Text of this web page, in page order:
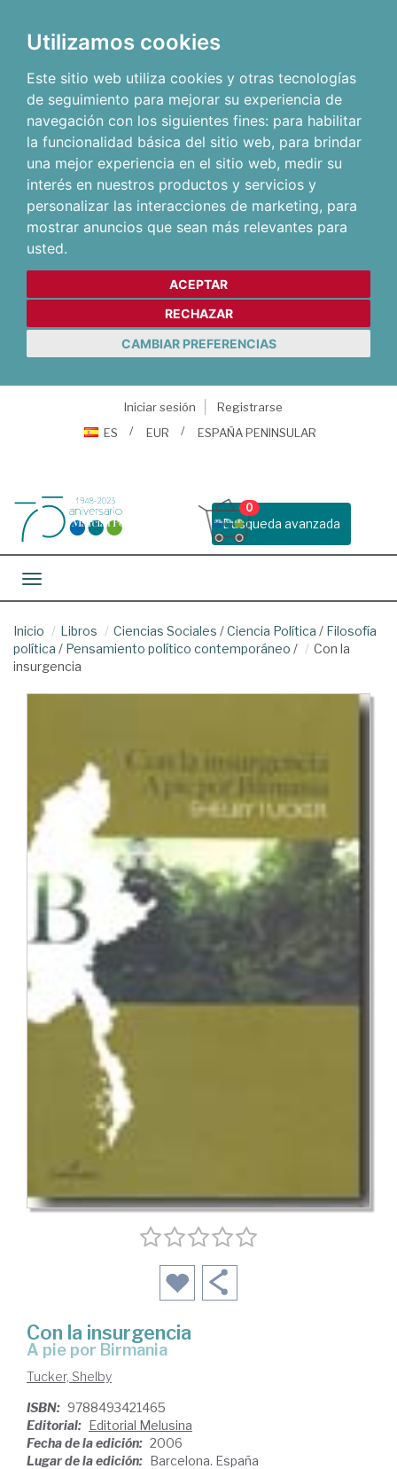
Utilizamos cookies
Este sitio web utiliza cookies y otras tecnologías
de seguimiento para mejorar su experiencia de
navegación con los siguientes fines: para habilitar
la funcionalidad básica del sitio web, para brindar
una mejor experiencia en el sitio web, medir su
interés en nuestros productos y servicios y
personalizar las interacciones de marketing, para
mostrar anuncios que sean más relevantes para
usted.
ACEPTAR
RECHAZAR
CAMBIAR PREFERENCIAS
Iniciar sesión
Registrarse
ES
EUR ESPAÑA PENINSULAR
Busqueda avanzada
0
Toggle navigation
Inicio Libros Ciencias Sociales /Ciencia Política / Filosofía
política / Pensamiento político contemporáneo /
Con la
insurgencia
Con la insurgencia
a pie por Birmania
Tucker, Shelby
ISBN: 9788493421465
Editorial: Editorial Melusina
Fecha de la edición: 2006
Lugar de la edición: Barcelona. España